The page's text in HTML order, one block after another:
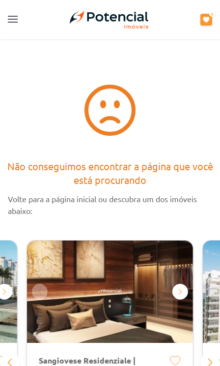
Open main menu
0
Open main menu
0
Não conseguimos encontrar a página que você
está procurando
Volte para a página inicial ou descubra um dos imóveis
abaixo:
Sangiovese Residenziale |